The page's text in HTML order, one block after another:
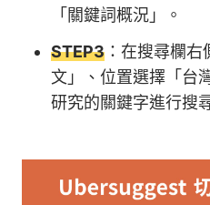
「關鍵詞概況」。
STEP3 ：在搜尋欄
文」、位置選擇「台
研究的關鍵字進行搜